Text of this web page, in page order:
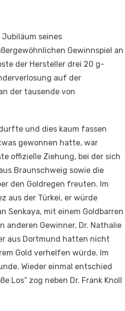
seines
Gewinnspiel an
der Hersteller drei 20 g-
auf der
der tausende von
und dies kaum fassen
gewonnen hatte, war
offizielle Ziehung, bei der sich
Braunschweig sowie die
den Goldregen freuten. Im
aus der Türkei, er würde
Senkaya, mit einem Goldbarren
anderen Gewinner, Dr. Nathalie
aus Dortmund hatten nicht
Gold verhelfen würde. Im
Wieder einmal entschied
Los“ zog neben Dr. Frank Knoll